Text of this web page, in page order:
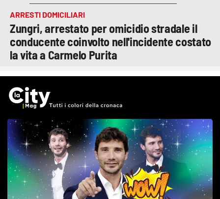
ARRESTI DOMICILIARI
Zungri, arrestato per omicidio stradale il
conducente coinvolto nell'incidente costato
la vita a Carmelo Purita